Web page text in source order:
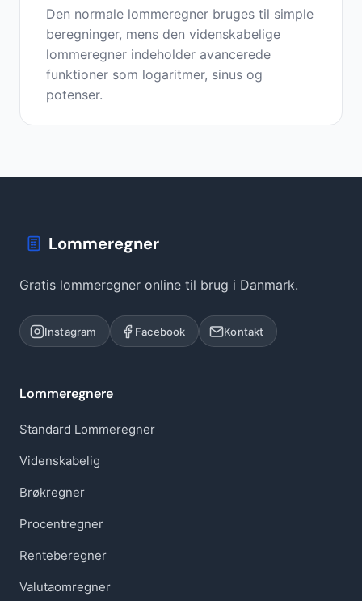
Den normale lommeregner bruges til simple
beregninger, mens den videnskabelige
lommeregner indeholder avancerede
funktioner som logaritmer, sinus og
potenser.
Lommeregner
Gratis lommeregner online til brug i Danmark.
Instagram Facebook Kontakt
Lommeregnere
Standard Lommeregner
Videnskabelig
Brøkregner
Procentregner
Renteberegner
Valutaomregner